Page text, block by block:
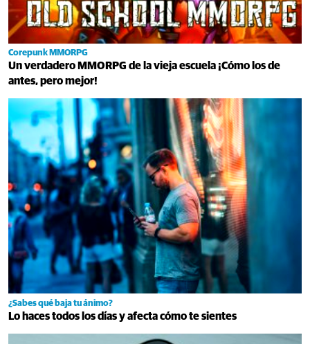
Corepunk MMORPG
Un verdadero MMORPG de la vieja escuela ¡Cómo los de
antes, pero mejor!
¿Sabes qué baja tu ánimo?
Lo haces todos los días y afecta cómo te sientes